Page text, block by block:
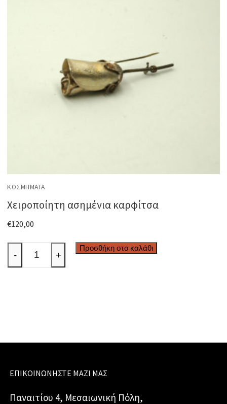
ΚΟΣΜΉΜΑΤΑ
Χειροποίητη ασημένια καρφίτσα
€120,00
Χειροποίητη
ασημένια
- +
Προσθήκη στο καλάθι
ΕΠΙΚΟΙΝΩΝΉΣΤΕ ΜΑΖΊ ΜΑΣ
Παναιτίου 4, Μεσαιωνική Πόλη,